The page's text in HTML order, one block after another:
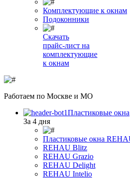
Комплектующие к окнам
Подоконники
Скачать
прайс-лист на
комплектующие
к окнам
Работаем по Москве и МО
Пластиковые окна
За 4 дня
Пластиковые окна
REHAU Blitz
REHAU Grazio
REHAU Delight
REHAU Intelio